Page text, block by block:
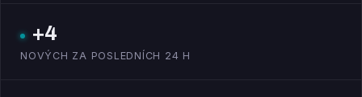
+4
NOVÝCH ZA POSLEDNÍCH 24 H